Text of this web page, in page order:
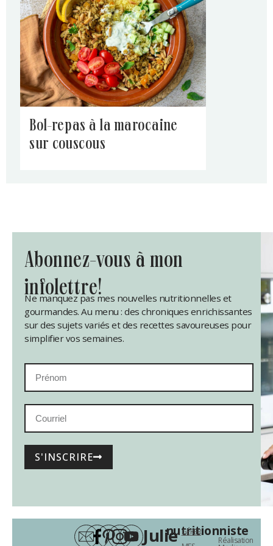
bol-repas à la marocaine
sur couscous
abonnez-vous à mon
infolettre!
Ne manquez pas mes nouvelles nutritionnelles et
gourmandes. Au menu : des chroniques enrichissantes
sur des sujets variés et des recettes savoureuses pour
simplifier vos semaines.
S'INSCRIRE
Julienutritionniste
GÉRER
Réalisation